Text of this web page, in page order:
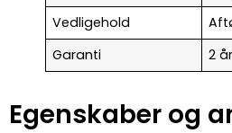
Vedligehold
Garanti
2 år
Egenskaber og